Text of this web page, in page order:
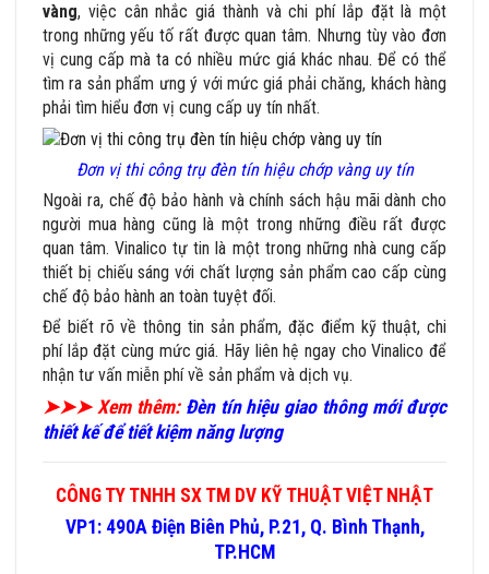
vàng, việc cân nhắc giá thành và chi phí lắp đặt là một
trong những yếu tố rất được quan tâm. Nhưng tùy vào đơn
vị cung cấp mà ta có nhiều mức giá khác nhau. Để có thể
tìm ra sản phẩm ưng ý với mức giá phải chăng, khách hàng
phải tìm hiểu đơn vị cung cấp uy tín nhất.
Đơn vị thi công trụ đèn tín hiệu chớp vàng uy tín
Ngoài ra, chế độ bảo hành và chính sách hậu mãi dành cho
người mua hàng cũng là một trong những điều rất được
quan tâm. Vinalico tự tin là một trong những nhà cung cấp
thiết bị chiếu sáng với chất lượng sản phẩm cao cấp cùng
chế độ bảo hành an toàn tuyệt đối.
Để biết rõ về thông tin sản phẩm, đặc điểm kỹ thuật, chi
phí lắp đặt cùng mức giá. Hãy liên hệ ngay cho Vinalico để
nhận tư vấn miễn phí về sản phẩm và dịch vụ.
➤➤➤ Xem thêm: Đèn tín hiệu giao thông mới được
thiết kế để tiết kiệm năng lượng
CÔNG TY TNHH SX TM DV KỸ THUẬT VIỆT NHẬT
VP1: 490A Điện Biên Phủ, P.21, Q. Bình Thạnh,
TP.HCM